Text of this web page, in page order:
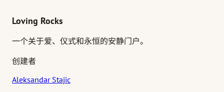
Loving Rocks
一个关于爱、仪式和永恒的安静门户。
创建者
Aleksandar Stajic